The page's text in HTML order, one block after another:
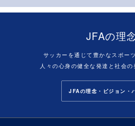
JFAの理
サッカーを通じて豊かなスポー
人々の心身の健全な発達と社会の
JFAの理念・ビジョン・